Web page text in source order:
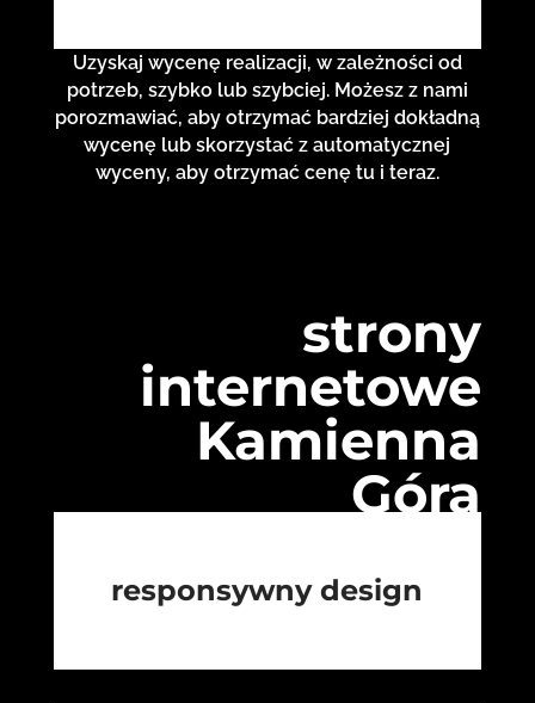
Uzyskaj wycenę realizacji, w zależności od
potrzeb, szybko lub szybciej. Możesz z nami
porozmawiać, aby otrzymać bardziej dokładną
wycenę lub skorzystać z automatycznej
wyceny, aby otrzymać cenę tu i teraz.
strony
internetowe
Kamienna
Góra
responsywny design